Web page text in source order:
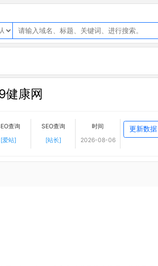
健康网
查询
[爱站]
SEO查询
[站长]
时间
2026-08-06
更新数据